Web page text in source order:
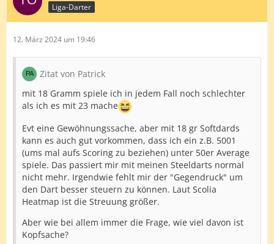
Liga-Darter
12. März 2024 um 19:46
Zitat von Patrick
mit 18 Gramm spiele ich in jedem Fall noch schlechter
als ich es mit 23 mache
Evt eine Gewöhnungssache, aber mit 18 gr Softdards
kann es auch gut vorkommen, dass ich ein z.B. 5001
(ums mal aufs Scoring zu beziehen) unter 50er Average
spiele. Das passiert mir mit meinen Steeldarts normal
nicht mehr. Irgendwie fehlt mir der "Gegendruck" um
den Dart besser steuern zu können. Laut Scolia
Heatmap ist die Streuung größer.
Aber wie bei allem immer die Frage, wie viel davon ist
Kopfsache?